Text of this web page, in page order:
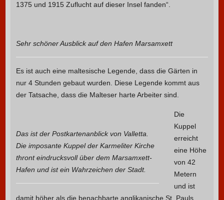
1375 und 1915 Zuflucht auf dieser Insel fanden“.
Sehr schöner Ausblick auf den Hafen Marsamxett
Es ist auch eine maltesische Legende, dass die Gärten in
nur 4 Stunden gebaut wurden. Diese Legende kommt aus
der Tatsache, dass die Malteser harte Arbeiter sind.
Das ist der Postkartenanblick von Valletta.
Die imposante Kuppel der Karmeliter Kirche
thront eindrucksvoll über dem Marsamxett-
Hafen und ist ein Wahrzeichen der Stadt.
Die
Kuppel
erreicht
eine Höhe
von 42
Metern
und ist
damit höher als die benachbarte anglikanische St. Pauls